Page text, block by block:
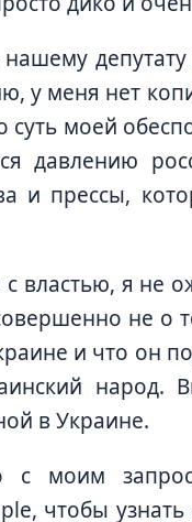
у меня нет
моей
давлению
и прессы,
я не
не о
и что он
народ.
в Украине.
с моим
чтобы